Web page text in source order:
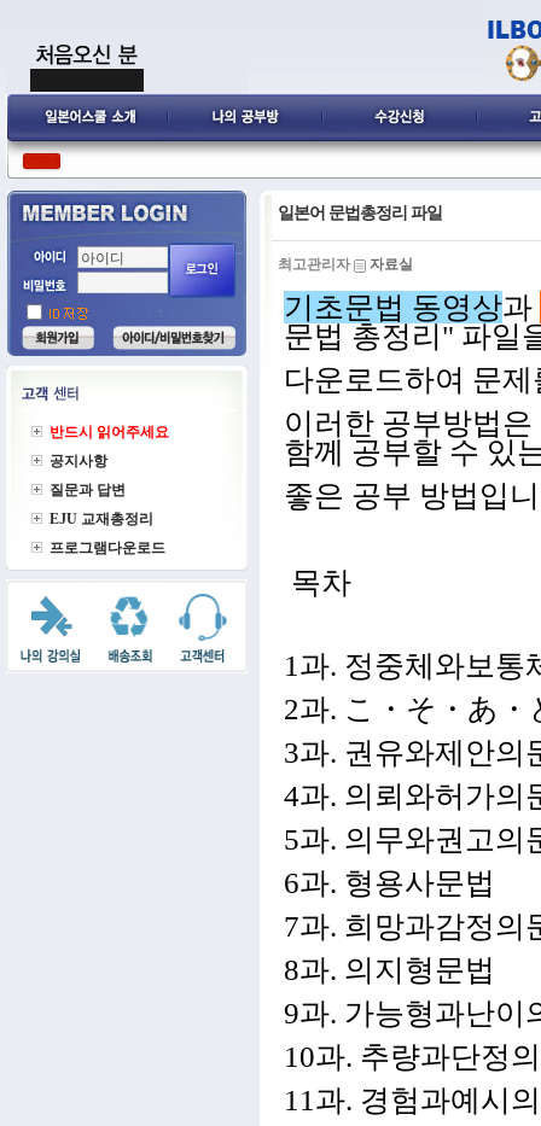
반드시 읽어주세요
공지사항
질문과 답변
EJU 교재총정리
프로그램다운로드
일본어 문법총정리 파일
최고관리자 자료실
기초문법 동영상과
문법 총정리" 파일
다운로드하여 문
이러한 공부방법
함께 공부할 수 있
좋은 공부 방법입
목차
1과. 정중체와보통
2과. こ・そ・あ・
3과. 권유와제안의
4과. 의뢰와허가의
5과. 의무와권고의
6과. 형용사문법
7과. 희망과감정의
8과. 의지형문법
9과. 가능형과난이
10과. 추량과단정
11과. 경험과예시